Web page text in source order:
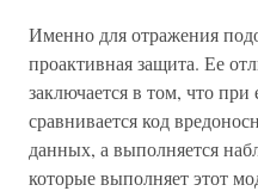
Именно для отражения
проактивная защита. Ее
заключается в том, что
сравнивается код
данных, а выполняется
которые выполняет этот